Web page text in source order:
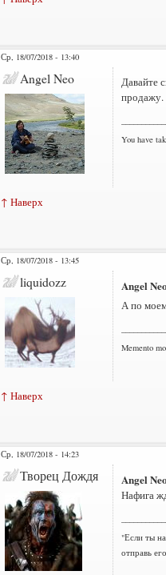
Ср, 18/07/2018 - 13:40
Angel Neo
Давайте
продажу.
You have
↑ Наверх
Ср, 18/07/2018 - 13:45
liquidozz Angel
А по
Memento
↑ Наверх
Ср, 18/07/2018 - 14:23
Творец Дождя Angel
Нафига
"Если ты
отправь